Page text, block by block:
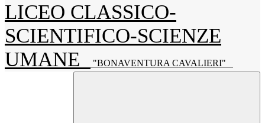
LICEO CLASSICO-
SCIENTIFICO-SCIENZE
UMANE
"BONAVENTURA CAVALIERI"